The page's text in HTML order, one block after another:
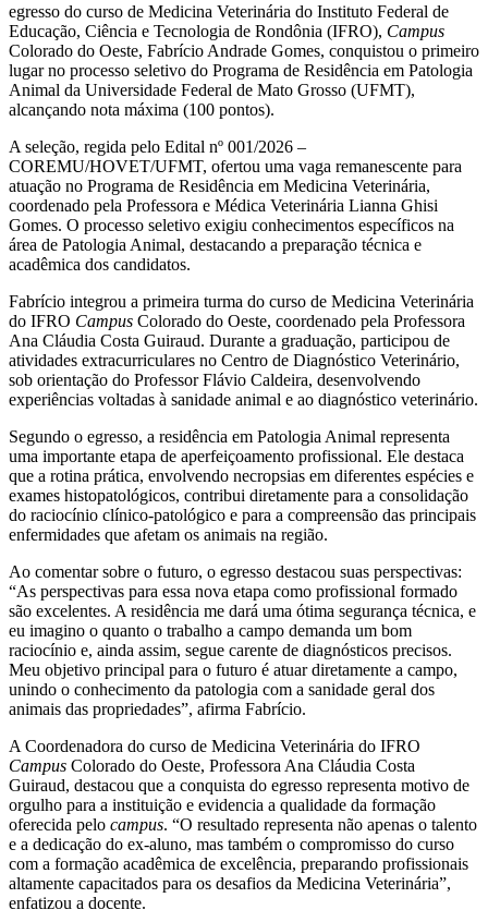
egresso do curso de Medicina Veterinária do Instituto Federal de
Educação, Ciência e Tecnologia de Rondônia (IFRO), Campus
Colorado do Oeste, Fabrício Andrade Gomes, conquistou o primeiro
lugar no processo seletivo do Programa de Residência em Patologia
Animal da Universidade Federal de Mato Grosso (UFMT),
alcançando nota máxima (100 pontos).
A seleção, regida pelo Edital nº 001/2026 –
COREMU/HOVET/UFMT, ofertou uma vaga remanescente para
atuação no Programa de Residência em Medicina Veterinária,
coordenado pela Professora e Médica Veterinária Lianna Ghisi
Gomes. O processo seletivo exigiu conhecimentos específicos na
área de Patologia Animal, destacando a preparação técnica e
acadêmica dos candidatos.
Fabrício integrou a primeira turma do curso de Medicina Veterinária
do IFRO Campus Colorado do Oeste, coordenado pela Professora
Ana Cláudia Costa Guiraud. Durante a graduação, participou de
atividades extracurriculares no Centro de Diagnóstico Veterinário,
sob orientação do Professor Flávio Caldeira, desenvolvendo
experiências voltadas à sanidade animal e ao diagnóstico veterinário.
Segundo o egresso, a residência em Patologia Animal representa
uma importante etapa de aperfeiçoamento profissional. Ele destaca
que a rotina prática, envolvendo necropsias em diferentes espécies e
exames histopatológicos, contribui diretamente para a consolidação
do raciocínio clínico-patológico e para a compreensão das principais
enfermidades que afetam os animais na região.
Ao comentar sobre o futuro, o egresso destacou suas perspectivas:
“As perspectivas para essa nova etapa como profissional formado
são excelentes. A residência me dará uma ótima segurança técnica, e
eu imagino o quanto o trabalho a campo demanda um bom
raciocínio e, ainda assim, segue carente de diagnósticos precisos.
Meu objetivo principal para o futuro é atuar diretamente a campo,
unindo o conhecimento da patologia com a sanidade geral dos
animais das propriedades”, afirma Fabrício.
A Coordenadora do curso de Medicina Veterinária do IFRO
Campus Colorado do Oeste, Professora Ana Cláudia Costa
Guiraud, destacou que a conquista do egresso representa motivo de
orgulho para a instituição e evidencia a qualidade da formação
oferecida pelo campus. “O resultado representa não apenas o talento
e a dedicação do ex-aluno, mas também o compromisso do curso
com a formação acadêmica de excelência, preparando profissionais
altamente capacitados para os desafios da Medicina Veterinária”,
enfatizou a docente.